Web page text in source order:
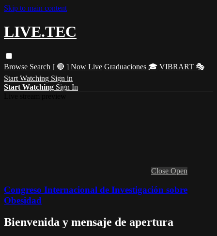
Skip to main content
LIVE.TEC
Browse Search [ 🔴 ] Now Live Graduaciones 🎓 VIBRART 🎭
Start Watching Sign in
Start Watching Sign In
Close Open
Congreso Internacional de Investigación sobre
Obesidad
Bienvenida y mensaje de apertura